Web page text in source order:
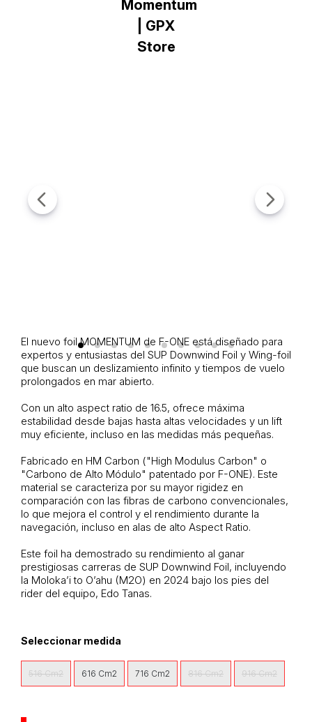
El nuevo foilMOMENTUM de F-ONE está diseñado para
expertos y entusiastas del SUP Downwind Foil y Wing-foil
que buscan un deslizamiento infinito y tiempos de vuelo
prolongados en mar abierto.
Con un alto aspect ratio de 16.5, ofrece máxima
estabilidad desde bajas hasta altas velocidades y un lift
muy eficiente, incluso en las medidas más pequeñas.
Fabricado en HM Carbon ("High Modulus Carbon" o
"Carbono de Alto Módulo" patentado por F-ONE). Este
material se caracteriza por su mayor rigidez en
comparación con las fibras de carbono convencionales,
lo que mejora el control y el rendimiento durante la
navegación, incluso en alas de alto Aspect Ratio.
Este foil ha demostrado su rendimiento al ganar
prestigiosas carreras de SUP Downwind Foil, incluyendo
la Moloka’i to O’ahu (M2O) en 2024 bajo los pies del
rider del equipo, Edo Tanas.
Seleccionar medida
516 Cm2 616 Cm2 716 Cm2 816 Cm2 916 Cm2